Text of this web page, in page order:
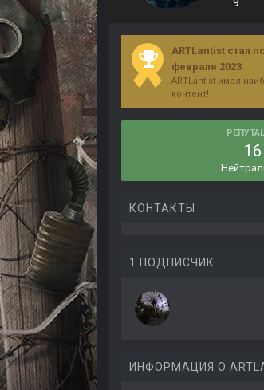
ARTLantist стал
февраля 2023
ARTLantist имел
контент!
16
КОНТАКТЫ
1 ПОДПИСЧИК
ИНФОРМАЦИЯ О